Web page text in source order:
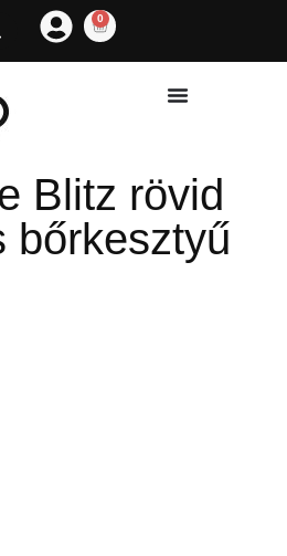
0
Blitz rövid
bőrkesztyű